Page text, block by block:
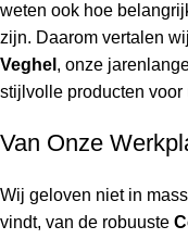
weten ook hoe
zijn. Daarom vertalen
Veghel , onze
stijlvolle producten voor
Van Onze
Wij geloven niet in
vindt, van de robuuste